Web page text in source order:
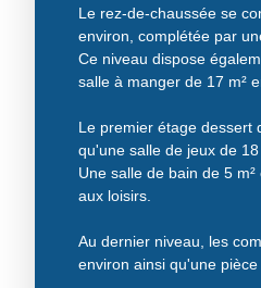
Le rez-de-chaussée se
environ, complétée par
Ce niveau dispose
salle à manger de 17 m²
Le premier étage dessert
qu'une salle de jeux de
Une salle de bain de 5
aux loisirs.
Au dernier niveau, les
environ ainsi qu'une